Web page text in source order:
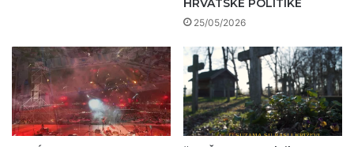
HRVATSKE POLITIKE
25/05/2026